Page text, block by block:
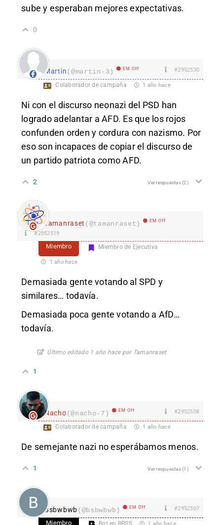
sube y esperaban mejores expectativas.
0
Martin(@martin-3) EM Off #2952530
Colaborador de campaña 1 año hace
Ni con el discurso neonazi del PSD han
logrado adelantar a AFD. Es que los rojos
confunden orden y cordura con nazismo. Por
eso son incapaces de copiar el discurso de
un partido patriota como AFD.
2 Ver respuestas(2)
Tamanraset (@tamanraset) EM Off
#2952519
Miembro Miembro de Ejecutiva
1 año hace
Demasiada gente votando al SPD y
similares… todavía.
Demasiada poca gente votando a AfD…
todavía.
Último editado 1 año hace por Tamanraset
1
Nacho(@nacho-7) EM Off #2952508
Colaborador de campaña 1 año hace
De semejante nazi no esperábamos menos.
1 Ver respuestas(1)
Bsbwbwb(@bsbwbwb) EM Off #2952507
Miembro Bot en RRSS 1 año hace